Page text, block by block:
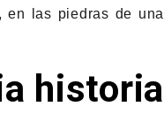
en las piedras de una
historia